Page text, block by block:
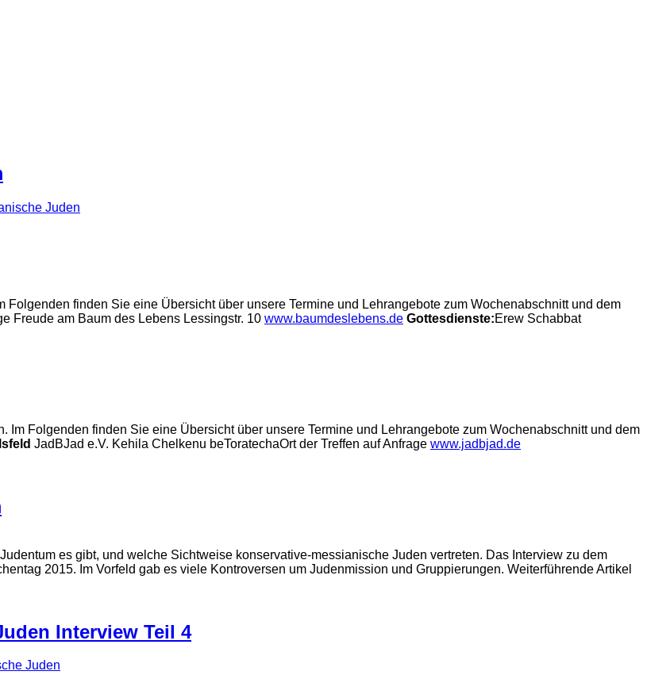
Juden
finden Sie eine Übersicht über unsere Termine und Lehrangebote zum Wochenabschnitt und dem
Freude am Baum des Lebens Lessingstr. 10 www.baumdeslebens.de Gottesdienste:Erew Schabbat
Folgenden finden Sie eine Übersicht über unsere Termine und Lehrangebote zum Wochenabschnitt und dem
JadBJad e.V. Kehila Chelkenu beToratechaOrt der Treffen auf Anfrage www.jadbjad.de
es gibt, und welche Sichtweise konservative-messianische Juden vertreten. Das Interview zu dem
2015. Im Vorfeld gab es viele Kontroversen um Judenmission und Gruppierungen. Weiterführende Artikel
Interview Teil 4
Juden